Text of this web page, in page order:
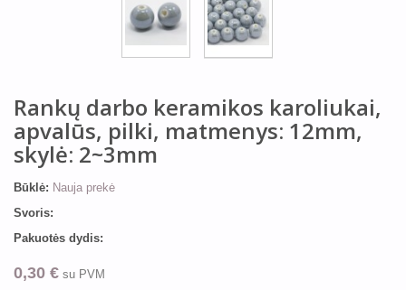
Rankų darbo keramikos karoliukai,
apvalūs, pilki, matmenys: 12mm,
skylė: 2~3mm
Būklė: Nauja prekė
Svoris:
Pakuotės dydis:
0,30 € su PVM